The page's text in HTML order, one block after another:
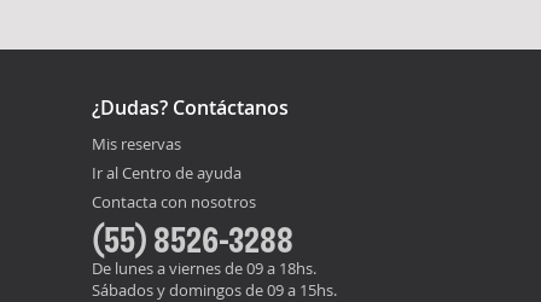
¿Dudas? Contáctanos
Mis reservas
Ir al Centro de ayuda
Contacta con nosotros
(55) 8526-3288
De lunes a viernes de 09 a 18hs.
Sábados y domingos de 09 a 15hs.